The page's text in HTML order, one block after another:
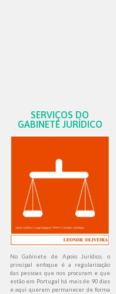
SERVIÇOS DO
GABINETE JURÍDICO
No Gabinete de Apoio Jurídico, o
principal enfoque é a regularização
das pessoas que nos procuram e que
estão em Portugal há mais de 90 dias
e aqui querem permanecer de forma